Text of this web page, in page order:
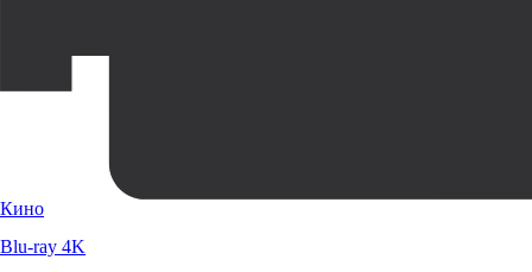
Кино
Blu-ray 4K